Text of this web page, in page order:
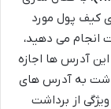
کیف پول مورد
انجام می دهید،
آدرس ها اجازه
به آدرس های
از برداشت